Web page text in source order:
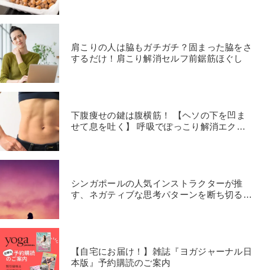
肩こりの人は脇もガチガチ？固まった脇をさ
するだけ！肩こり解消セルフ前鋸筋ほぐし
下腹痩せの鍵は腹横筋！ 【ヘソの下を凹ま
せて息を吐く】 呼吸でぽっこり解消エクサ
シンガポールの人気インストラクターが推
す、ネガティブな思考パターンを断ち切る不
【自宅にお届け！】雑誌『ヨガジャーナル日
本版』予約購読のご案内